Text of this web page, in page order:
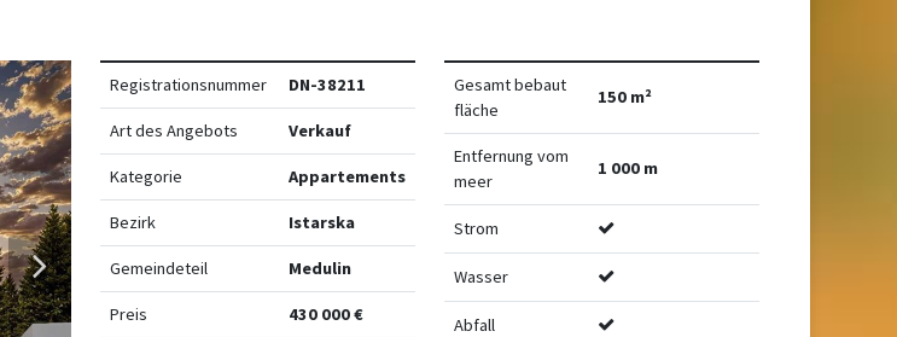
Registrationsnummer DN-38211
Art des Angebots Verkauf
Kategorie Appartements
Bezirk Istarska
Gemeindeteil Medulin
Preis 430 000 €
Gesamt bebaut
fläche
150 m²
Entfernung vom
meer
1 000 m
Strom
Wasser
Abfall